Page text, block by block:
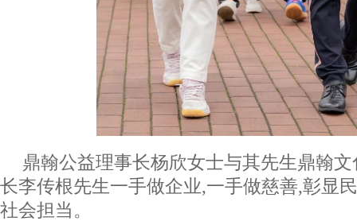
鼎翰公益理事长杨欣女士与其先生鼎翰
长李传根先生一手做企业,一手做慈善,彰显
社会担当。